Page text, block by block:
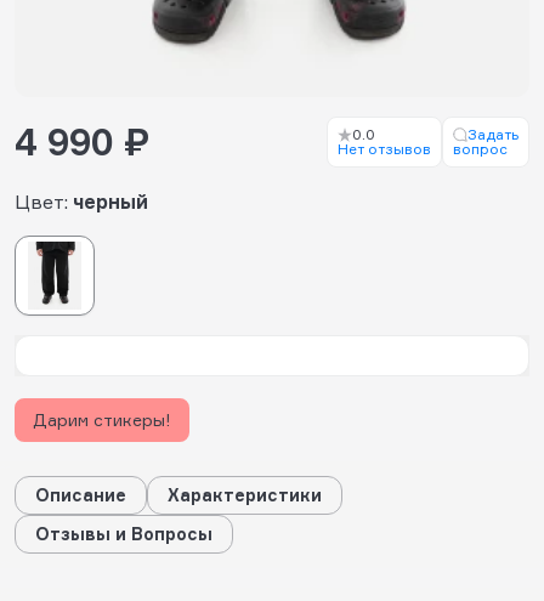
Цвет: черный
4 990 ₽
0.0
Нет отзывов
Задать
вопрос
Дарим стикеры!
Описание
Характеристики
Отзывы и Вопросы